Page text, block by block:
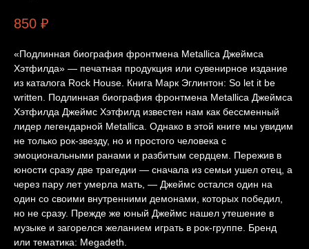
850 ₽
«Подлинная биография фронтмена Metallica Джеймса
Хэтфилда» — печатная продукция или сувенирное издание
из каталога Rock House. Книга Марк Эглинтон: So let it be
written. Подлинная биография фронтмена Metallica Джеймса
Хэтфилда Джеймс Хэтфилд известен нам как бессменный
лидер легендарной Metallica. Однако в этой книге мы увидим
не только рок-звезду, но и простого человека с
эмоциональными ранами и разбитым сердцем. Пережив в
юности сразу две трагедии — сначала из семьи ушел отец, а
через пару лет умерла мать, — Джеймс остался один на
один со своими внутренними демонами, которых победил,
но не сразу. Прежде же юный Джеймс нашел утешение в
музыке и загорелся желанием играть в рок-группе. Бренд
или тематика: Megadeth.